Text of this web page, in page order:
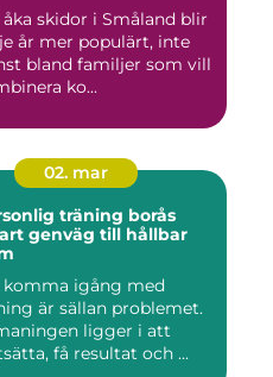
skidor i Småland blir
år mer populärt, inte
bland familjer som vill
ko...
02. mar
träning borås
genväg till hållbar
igång med
är sällan problemet.
ligger i att
få resultat och ...